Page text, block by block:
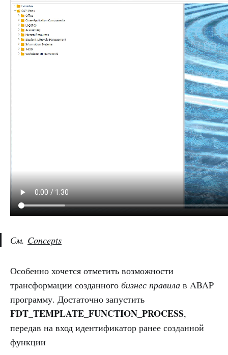
См. Concepts
Особенно хочется отметить возможности
трансформации созданного бизнес правила в ABAP
программу. Достаточно запустить
FDT_TEMPLATE_FUNCTION_PROCESS,
передав на вход идентификатор ранее созданной
функции